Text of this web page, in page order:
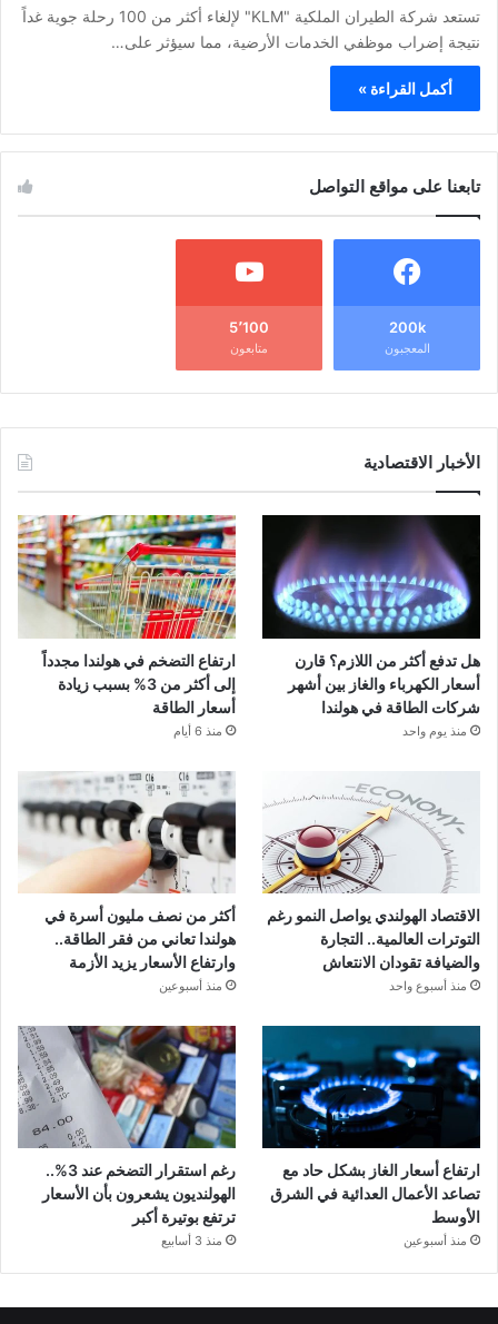
تستعد شركة الطيران الملكية "KLM" لإلغاء أكثر من 100 رحلة جوية غداً
نتيجة إضراب موظفي الخدمات الأرضية، مما سيؤثر على…
أكمل القراءة »
تابعنا على مواقع التواصل
200k
المعجبون
5٬100
متابعون
الأخبار الاقتصادية
هل تدفع أكثر من اللازم؟ قارن
أسعار الكهرباء والغاز بين أشهر
شركات الطاقة في هولندا
منذ يوم واحد
ارتفاع التضخم في هولندا مجدداً
إلى أكثر من 3% بسبب زيادة
أسعار الطاقة
منذ 6 أيام
الاقتصاد الهولندي يواصل النمو رغم
التوترات العالمية.. التجارة
والضيافة تقودان الانتعاش
منذ أسبوع واحد
أكثر من نصف مليون أسرة في
هولندا تعاني من فقر الطاقة..
وارتفاع الأسعار يزيد الأزمة
منذ أسبوعين
ارتفاع أسعار الغاز بشكل حاد مع
تصاعد الأعمال العدائية في الشرق
الأوسط
منذ أسبوعين
رغم استقرار التضخم عند 3%..
الهولنديون يشعرون بأن الأسعار
ترتفع بوتيرة أكبر
منذ 3 أسابيع